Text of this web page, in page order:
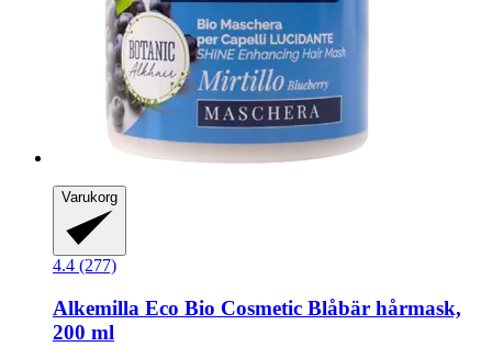
Varukorg
4.4 (277)
Alkemilla Eco Bio Cosmetic Blåbär hårmask,
200 ml